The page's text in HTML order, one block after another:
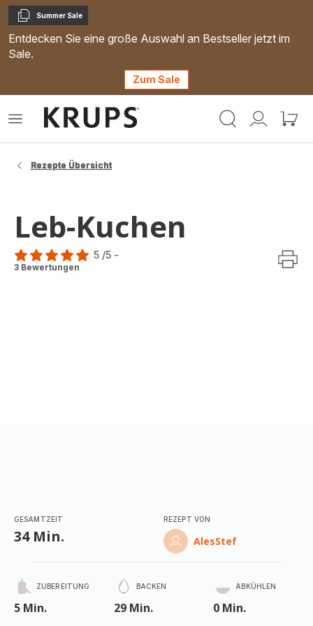
Kopieren
Summer Sale
Entdecken Sie eine große Auswahl an Bestseller jetzt im
Sale.
Zum Sale
Mein
Mein
Das
Rezepte Übersicht
Leb-Kuchen
Bewertung
5 /5 -
3 Bewertungen
GESAMTZEIT
34 Min.
REZEPT VON
AlesStef
ZUBEREITUNG
5 Min.
BACKEN
29 Min.
ABKÜHLEN
0 Min.